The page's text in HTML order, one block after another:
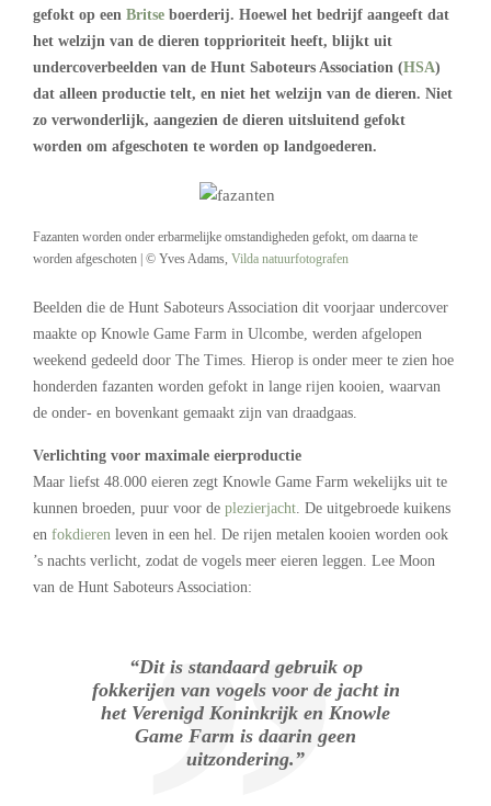
gefokt op een Britse boerderij. Hoewel het bedrijf aangeeft dat
het welzijn van de dieren topprioriteit heeft, blijkt uit
undercoverbeelden van de Hunt Saboteurs Association (HSA)
dat alleen productie telt, en niet het welzijn van de dieren. Niet
zo verwonderlijk, aangezien de dieren uitsluitend gefokt
worden om afgeschoten te worden op landgoederen.
Fazanten worden onder erbarmelijke omstandigheden gefokt, om daarna te
worden afgeschoten | © Yves Adams, Vilda natuurfotografen
Beelden die de Hunt Saboteurs Association dit voorjaar undercover
maakte op Knowle Game Farm in Ulcombe, werden afgelopen
weekend gedeeld door The Times. Hierop is onder meer te zien hoe
honderden fazanten worden gefokt in lange rijen kooien, waarvan
de onder- en bovenkant gemaakt zijn van draadgaas.
Verlichting voor maximale eierproductie
Maar liefst 48.000 eieren zegt Knowle Game Farm wekelijks uit te
kunnen broeden, puur voor de plezierjacht . De uitgebroede kuikens
en fokdieren leven in een hel. De rijen metalen kooien worden ook
’s nachts verlicht, zodat de vogels meer eieren leggen. Lee Moon
van de Hunt Saboteurs Association:
“Dit is standaard gebruik op
fokkerijen van vogels voor de jacht in
het Verenigd Koninkrijk en Knowle
Game Farm is daarin geen
uitzondering.”